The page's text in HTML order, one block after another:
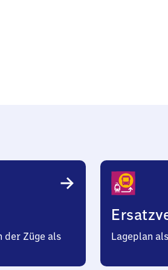
der Züge als
Lageplan